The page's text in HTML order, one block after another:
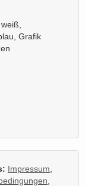
Grafik
Impressum